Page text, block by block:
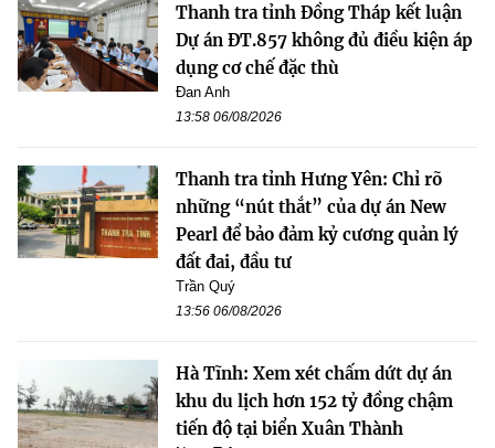
Thanh tra tỉnh Đồng Tháp kết luận
Dự án ĐT.857 không đủ điều kiện áp
dụng cơ chế đặc thù
Đan Anh
13:58 06/08/2026
Thanh tra tỉnh Hưng Yên: Chỉ rõ
những “nút thắt” của dự án New
Pearl để bảo đảm kỷ cương quản lý
đất đai, đầu tư
Trần Quý
13:56 06/08/2026
Hà Tĩnh: Xem xét chấm dứt dự án
khu du lịch hơn 152 tỷ đồng chậm
tiến độ tại biển Xuân Thành